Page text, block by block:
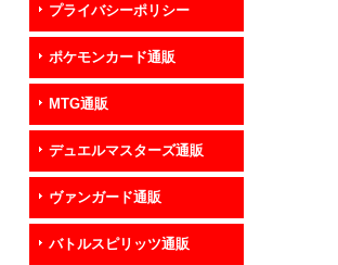
プライバシーポリシー
ポケモンカード通販
MTG通販
デュエルマスターズ通販
ヴァンガード通販
バトルスピリッツ通販